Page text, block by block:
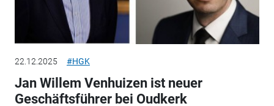
22.12.2025 #HGK
Jan Willem Venhuizen ist neuer
Geschäftsführer bei Oudkerk